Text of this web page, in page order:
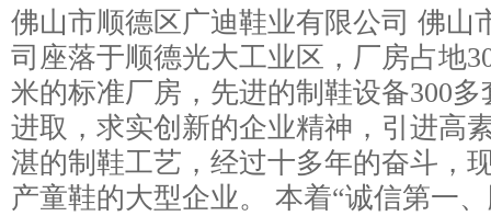
佛山市顺德区广迪鞋业有限公司 佛山
司座落于顺德光大工业区，厂房占地
米的标准厂房，先进的制鞋设备300
进取，求实创新的企业精神，引进高
湛的制鞋工艺，经过十多年的奋斗，
产童鞋的大型企业。 本着“诚信第一